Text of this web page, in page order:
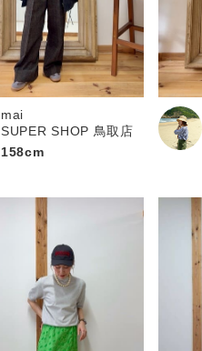
mai
SUPER SHOP 鳥取店
158cm